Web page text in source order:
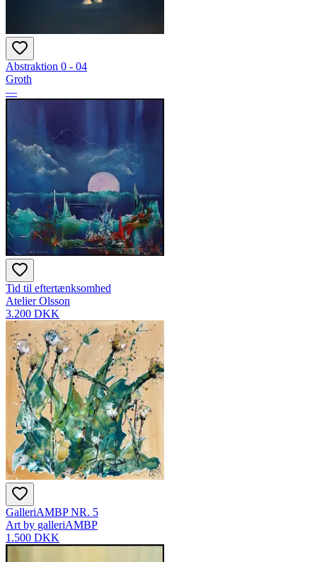
Abstraktion 0 - 04
Groth
—
Tid til eftertænksomhed
Atelier Olsson
3.200 DKK
GalleriAMBP NR. 5
Art by galleriAMBP
1.500 DKK